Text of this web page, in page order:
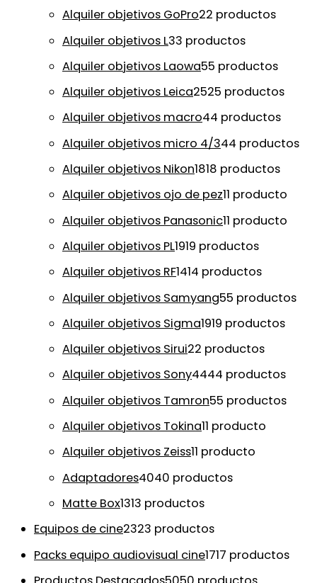
Alquiler objetivos GoPro22 productos
Alquiler objetivos L33 productos
Alquiler objetivos Laowa55 productos
Alquiler objetivos Leica2525 productos
Alquiler objetivos macro44 productos
Alquiler objetivos micro 4/344 productos
Alquiler objetivos Nikon1818 productos
Alquiler objetivos ojo de pez11 producto
Alquiler objetivos Panasonic11 producto
Alquiler objetivos PL1919 productos
Alquiler objetivos RF1414 productos
Alquiler objetivos Samyang55 productos
Alquiler objetivos Sigma1919 productos
Alquiler objetivos Sirui22 productos
Alquiler objetivos Sony4444 productos
Alquiler objetivos Tamron55 productos
Alquiler objetivos Tokina11 producto
Alquiler objetivos Zeiss11 producto
Adaptadores4040 productos
Matte Box1313 productos
Equipos de cine2323 productos
Packs equipo audiovisual cine1717 productos